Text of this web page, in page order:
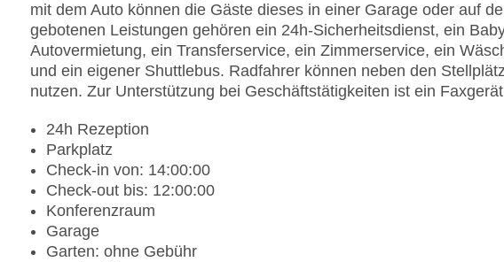
mit dem Auto können die Gäste dieses in einer Garage oder auf
gebotenen Leistungen gehören ein 24h-Sicherheitsdienst, ein
Autovermietung, ein Transferservice, ein Zimmerservice, ein
und ein eigener Shuttlebus. Radfahrer können neben den
nutzen. Zur Unterstützung bei Geschäftstätigkeiten ist ein
24h Rezeption
Parkplatz
Check-in von: 14:00:00
Check-out bis: 12:00:00
Konferenzraum
Garage
Garten: ohne Gebühr